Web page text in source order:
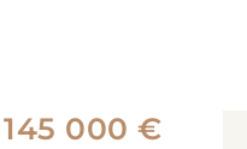
145 000 €